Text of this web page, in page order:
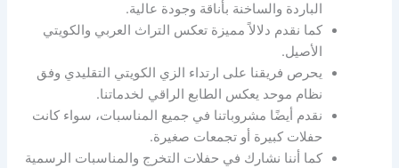
الباردة والساخنة بأناقة وجودة عالية.
كما نقدم دلالاً مميزة تعكس التراث العربي والكويتي
الأصيل.
يحرص فريقنا على ارتداء الزي الكويتي التقليدي وفق
نظام موحد يعكس الطابع الراقي لخدماتنا.
نقدم أيضًا مشروباتنا في جميع المناسبات، سواء كانت
حفلات كبيرة أو تجمعات صغيرة.
كما أننا نشارك في حفلات التخرج والمناسبات الرسمية